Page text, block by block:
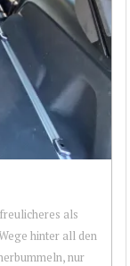
als
hinter all den
nur